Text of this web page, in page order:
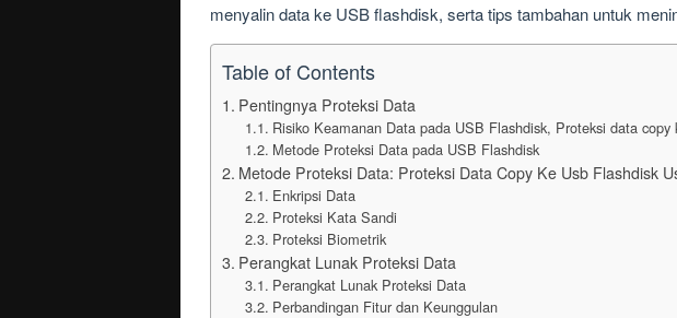
menyalin data ke USB flashdisk, serta tips tambahan untuk
Table of Contents
Pentingnya Proteksi Data
Risiko Keamanan Data pada USB Flashdisk, Proteksi data copy
Metode Proteksi Data pada USB Flashdisk
Metode Proteksi Data: Proteksi Data Copy Ke Usb Flashdisk
Enkripsi Data
Proteksi Kata Sandi
Proteksi Biometrik
Perangkat Lunak Proteksi Data
Perangkat Lunak Proteksi Data
Perbandingan Fitur dan Keunggulan